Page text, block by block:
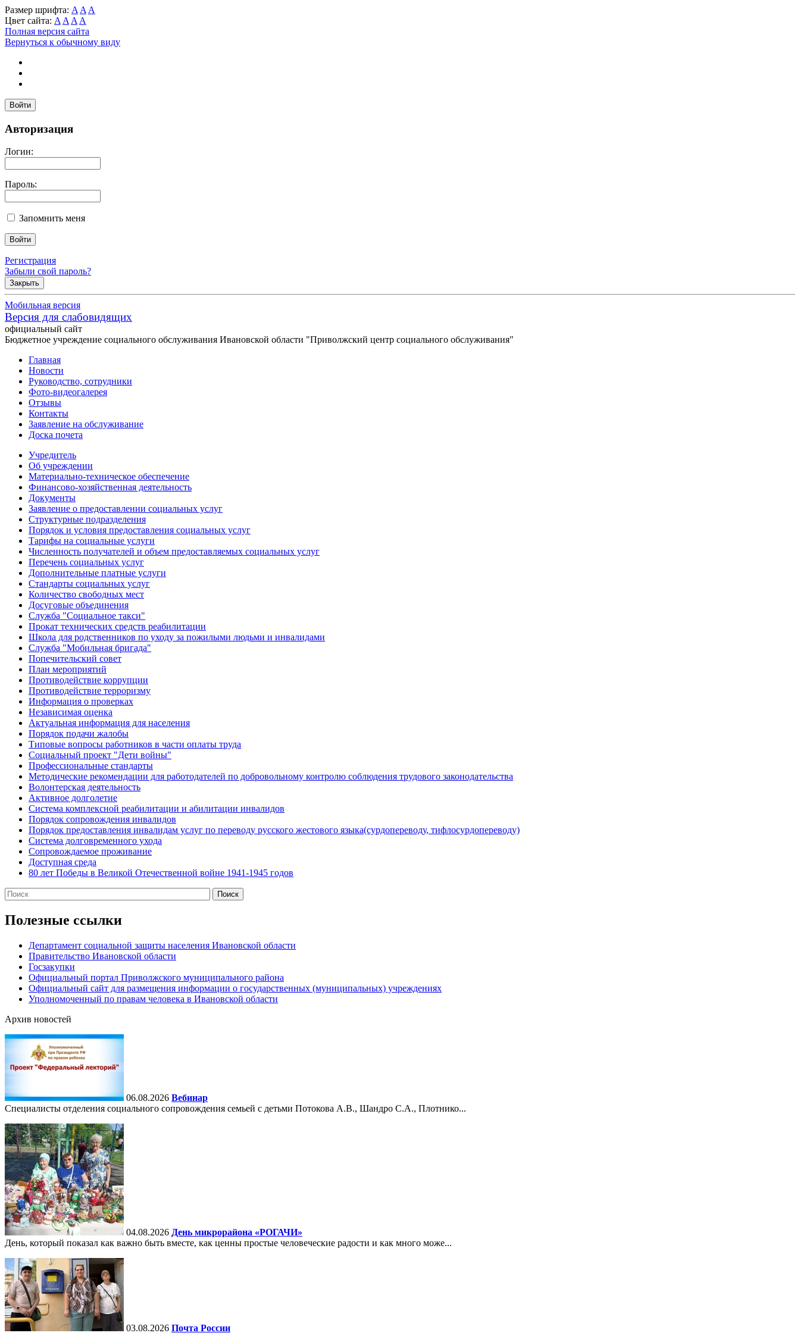
Размер шрифта: A A A
Цвет сайта: A A A A
Полная версия сайта
Вернуться к обычному виду
Войти
Авторизация
Логин:
Пароль:
Запомнить меня
Регистрация
Забыли свой пароль?
Закрыть
Мобильная версия
Версия для слабовидящих
официальный сайт
Бюджетное учреждение социального обслуживания Ивановской области "Приволжский центр социального обслуживания"
Главная
Новости
Руководство, сотрудники
Фото-видеогалерея
Отзывы
Контакты
Заявление на обслуживание
Доска почета
Учредитель
Об учреждении
Материально-техническое обеспечение
Финансово-хозяйственная деятельность
Документы
Заявление о предоставлении социальных услуг
Структурные подразделения
Порядок и условия предоставления социальных услуг
Тарифы на социальные услуги
Численность получателей и объем предоставляемых социальных услуг
Перечень социальных услуг
Дополнительные платные услуги
Стандарты социальных услуг
Количество свободных мест
Досуговые объединения
Служба "Социальное такси"
Прокат технических средств реабилитации
Школа для родственников по уходу за пожилыми людьми и инвалидами
Служба "Мобильная бригада"
Попечительский совет
План мероприятий
Противодействие коррупции
Противодействие терроризму
Информация о проверках
Независимая оценка
Актуальная информация для населения
Порядок подачи жалобы
Типовые вопросы работников в части оплаты труда
Социальный проект "Дети войны"
Профессиональные стандарты
Методические рекомендации для работодателей по добровольному контролю соблюдения трудового законодательства
Волонтерская деятельность
Активное долголетие
Система комплексной реабилитации и абилитации инвалидов
Порядок сопровождения инвалидов
Порядок предоставления инвалидам услуг по переводу русского жестового языка(сурдопереводу, тифлосурдопереводу)
Система долговременного ухода
Сопровождаемое проживание
Доступная среда
80 лет Победы в Великой Отечественной войне 1941-1945 годов
Полезные ссылки
Департамент социальной защиты населения Ивановской области
Правительство Ивановской области
Госзакупки
Официальный портал Приволжского муниципального района
Официальный сайт для размещения информации о государственных (муниципальных) учреждениях
Уполномоченный по правам человека в Ивановской области
Архив новостей
06.08.2026 Вебинар
Специалисты отделения социального сопровождения семьей с детьми Потокова А.В., Шандро С.А., Плотнико...
04.08.2026 День микрорайона «РОГАЧИ»
День, который показал как важно быть вместе, как ценны простые человеческие радости и как много може...
03.08.2026 Почта России